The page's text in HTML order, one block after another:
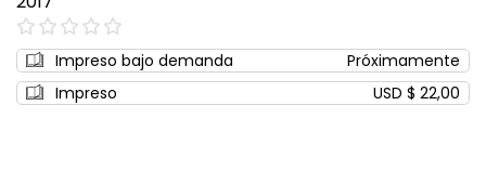
0%
Impreso bajo demanda
Próximamente
Impreso
USD $ 22,00